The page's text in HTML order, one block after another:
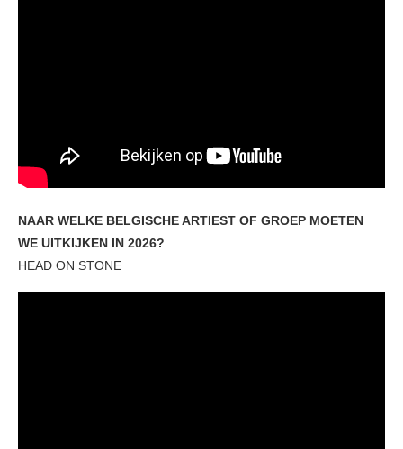
NAAR WELKE BELGISCHE ARTIEST OF GROEP MOETEN
WE UITKIJKEN IN 2026?
HEAD ON STONE